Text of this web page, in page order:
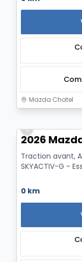
Mazda Chatel
Previous slide
2026
Traction avant,
SKYACTIV-G -
0 km